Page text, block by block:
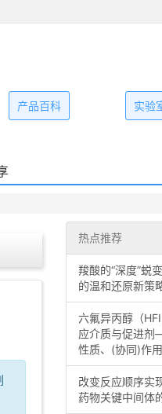
产品百科 实验
热点推荐
羧酸的“深度”蜕
的温和还原新策
六氟异丙醇（
应介质与促进
性质、(协同)作
改变反应顺序实
药物关键中间体